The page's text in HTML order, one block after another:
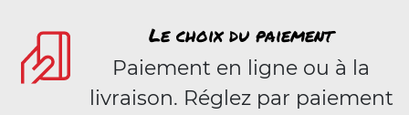
Le choix du paiement
Paiement en ligne ou à la
livraison. Réglez par paiement